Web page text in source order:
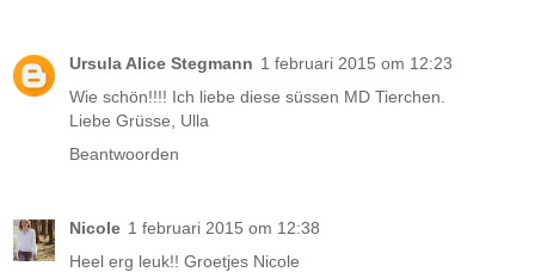
Ursula Alice Stegmann 1 februari 2015 om 12:23
Wie schön!!!! Ich liebe diese süssen MD Tierchen.
Liebe Grüsse, Ulla
Beantwoorden
Nicole 1 februari 2015 om 12:38
Heel erg leuk!! Groetjes Nicole